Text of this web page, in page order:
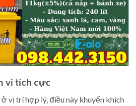
vi tích cực
vị trí hợp lý, điều này khuyến khích